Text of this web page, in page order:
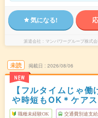
気になる!
派遣会社 マンパワーグループ株式
未読
NEW
掲載日 2026/08/06
【フルタイムじゃ
や時短もOK＊ケア
職種未経験OK 交通費別途支給